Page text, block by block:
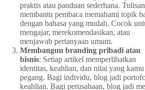
praktis atau panduan sederhana.
membantu pembaca memahami topik
dengan bahasa yang mudah. Cocok
mengajar, merekomendasikan, atau
menjawab pertanyaan umum.
Membangun branding pribadi atau
bisnis: Setiap artikel memperlihatkan
identitas, keahlian, dan nilai yang kamu
pegang. Bagi individu, blog jadi
keahlian. Bagi perusahaan, blog jadi